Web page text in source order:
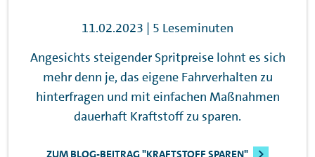
11.02.2023 | 5 Leseminuten
Angesichts steigender Spritpreise lohnt es sich
mehr denn je, das eigene Fahrverhalten zu
hinterfragen und mit einfachen Maßnahmen
dauerhaft Kraftstoff zu sparen.
ZUM BLOG-BEITRAG "KRAFTSTOFF SPAREN"